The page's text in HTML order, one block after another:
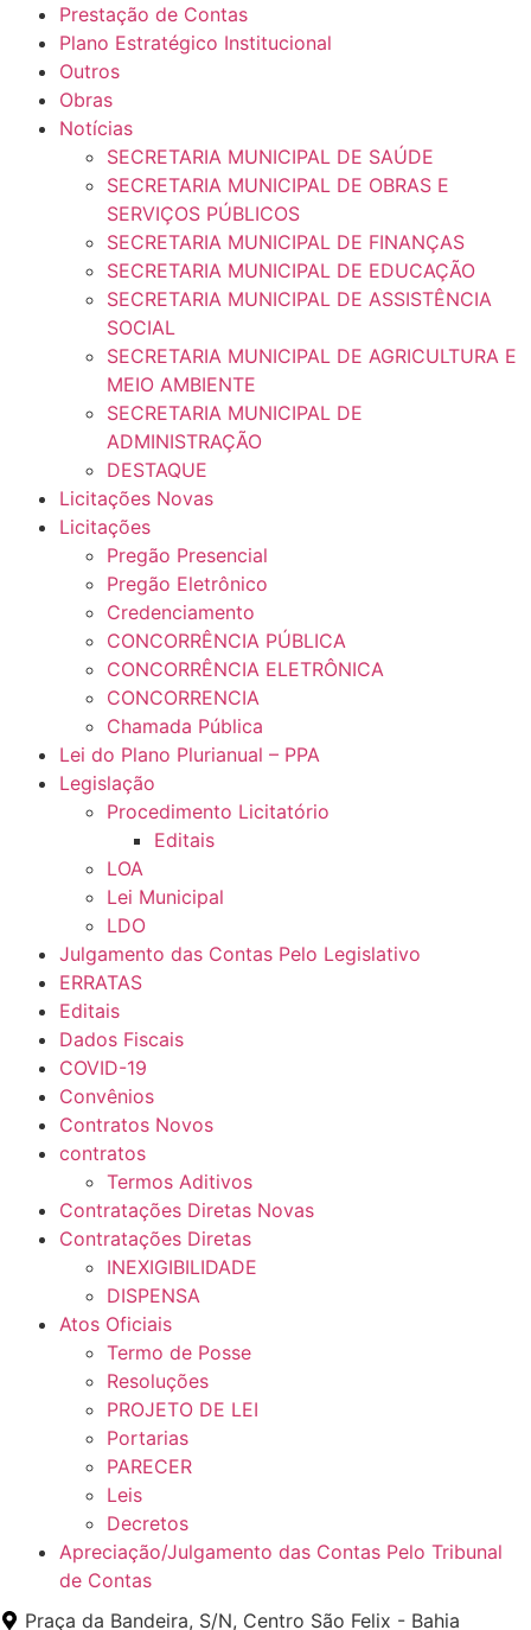
Prestação de Contas
Plano Estratégico Institucional
Outros
Obras
Notícias
SECRETARIA MUNICIPAL DE SAÚDE
SECRETARIA MUNICIPAL DE OBRAS E
SERVIÇOS PÚBLICOS
SECRETARIA MUNICIPAL DE FINANÇAS
SECRETARIA MUNICIPAL DE EDUCAÇÃO
SECRETARIA MUNICIPAL DE ASSISTÊNCIA
SOCIAL
SECRETARIA MUNICIPAL DE AGRICULTURA E
MEIO AMBIENTE
SECRETARIA MUNICIPAL DE
ADMINISTRAÇÃO
DESTAQUE
Licitações Novas
Licitações
Pregão Presencial
Pregão Eletrônico
Credenciamento
CONCORRÊNCIA PÚBLICA
CONCORRÊNCIA ELETRÔNICA
CONCORRENCIA
Chamada Pública
Lei do Plano Plurianual – PPA
Legislação
Procedimento Licitatório
Editais
LOA
Lei Municipal
LDO
Julgamento das Contas Pelo Legislativo
ERRATAS
Editais
Dados Fiscais
COVID-19
Convênios
Contratos Novos
contratos
Termos Aditivos
Contratações Diretas Novas
Contratações Diretas
INEXIGIBILIDADE
DISPENSA
Atos Oficiais
Termo de Posse
Resoluções
PROJETO DE LEI
Portarias
PARECER
Leis
Decretos
Apreciação/Julgamento das Contas Pelo Tribunal
de Contas
Praça da Bandeira, S/N, Centro São Felix - Bahia